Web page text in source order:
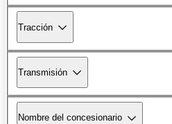
Tracción
Transmisión
Nombre del concesionario